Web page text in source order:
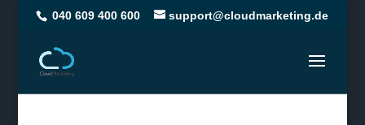
040 609 400 600 support@cloudmarketing.de